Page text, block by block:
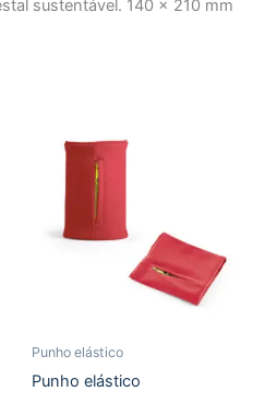
sustentável. 140 x 210 mm
Punho elástico
Punho elástico